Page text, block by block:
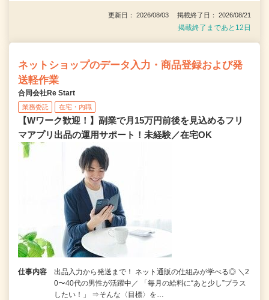
更新日： 2026/08/03 掲載終了日： 2026/08/21
掲載終了まであと12日
ネットショップのデータ入力・商品登録および発
送軽作業
合同会社Re Start
業務委託 在宅・内職
【Wワーク歓迎！】副業で月15万円前後を見込めるフリ
マアプリ出品の運用サポート！未経験／在宅OK
仕事内容
出品入力から発送まで！ ネット通販の仕組みが学べる◎ ＼2
0〜40代の男性が活躍中／ 「毎月の給料に“あと少し”プラス
したい！」 ⇒そんな〈目標〉を…